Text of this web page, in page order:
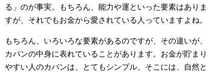
る」のが事実。もちろん、能力や運といった要素はありま
すが、それでもお金から愛されている人っていますよね。
もちろん、いろいろな要素があるのですが、その違いが、
カバンの中身に表れていることがあります。お金が貯まり
やすい人のカバンは、とてもシンプル。そこには、自然と